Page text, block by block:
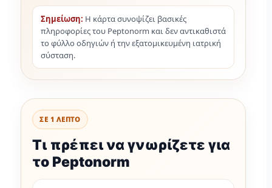
Σημείωση: Η κάρτα συνοψίζει βασικές
πληροφορίες του Peptonorm και δεν αντικαθιστά
το φύλλο οδηγιών ή την εξατομικευμένη ιατρική
σύσταση.
ΣΕ 1 ΛΕΠΤΟ
Τι πρέπει να γνωρίζετε για
το Peptonorm